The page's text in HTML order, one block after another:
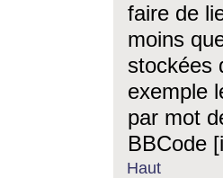
faire de
moins
stockées
exemple
par mot
BBCode
Haut